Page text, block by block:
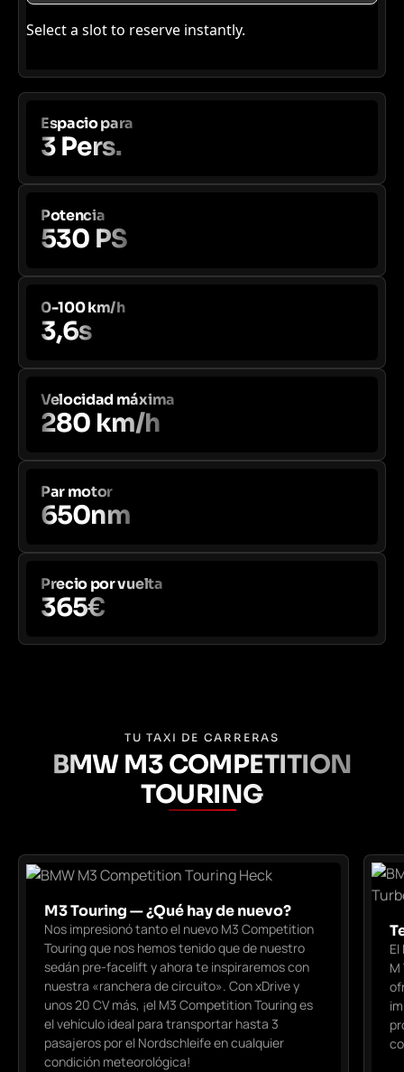
Espacio para
3 Pers.
Potencia
530 PS
0-100 km/h
3,6s
Velocidad máxima
280 km/h
Par motor
650nm
Precio por vuelta
365€
TU TAXI DE CARRERAS
BMW M3 COMPETITION
TOURING
M3 Touring — ¿Qué hay de nuevo?
Nos impresionó tanto el nuevo M3 Competition
Touring que nos hemos tenido que de nuestro
sedán pre-facelift y ahora te inspiraremos con
nuestra «ranchera de circuito». Con xDrive y
unos 20 CV más, ¡el M3 Competition Touring es
el vehículo ideal para transportar hasta 3
pasajeros por el Nordschleife en cualquier
condición meteorológica!
M